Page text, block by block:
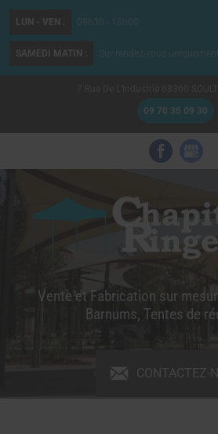
09 70 35 09 30
LUN - VEN : 09h30 - 18h00
SAMEDI MATIN : Sur rendez-vous uniquement
Vente et Fabrication sur
Barnums, Tentes de
CONTACTEZ-